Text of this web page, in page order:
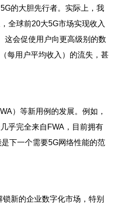
的大胆先行者。实际上，我
全球前20大5G市场实现收入
这会促使用户向更高级别的数
每用户平均收入）的流失，甚
）等新用例的发展。例如，
乎完全来自FWA，目前拥有
下一个需要5G网络性能的范
新的企业数字化市场，特别